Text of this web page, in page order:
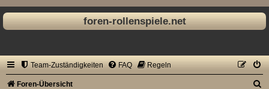
foren-rollenspiele.net
Team-Zuständigkeiten FAQ Regeln
Foren-Übersicht